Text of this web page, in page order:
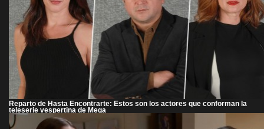
Reparto de Hasta Encontrarte: Estos son los actores que conforman la
teleserie vespertina de Mega